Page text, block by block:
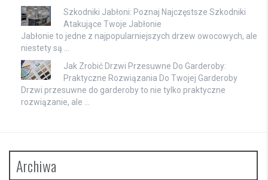
Szkodniki Jabłoni: Poznaj Najczęstsze Szkodniki
Atakujące Twoje Jabłonie
Jabłonie to jedne z najpopularniejszych drzew owocowych, ale
niestety są …
Jak Zrobić Drzwi Przesuwne Do Garderoby:
Praktyczne Rozwiązania Do Twojej Garderoby
Drzwi przesuwne do garderoby to nie tylko praktyczne
rozwiązanie, ale …
Archiwa